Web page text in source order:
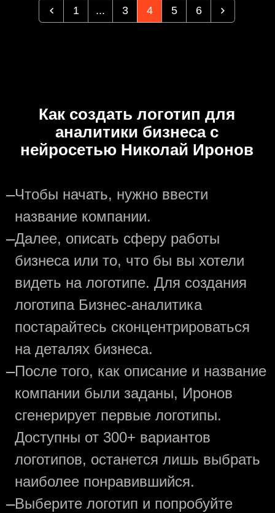
1 ... 3 4 5 6
Как создать логотип для
аналитики бизнеса с
нейросетью Николай Иронов
—Чтобы начать, нужно ввести
название компании.
—Далее, описать сферу работы
бизнеса или то, что бы вы хотели
видеть на логотипе. Для создания
логотипа Бизнес-аналитика
постарайтесь сконцентрироваться
на деталях бизнеса.
—После того, как описание и название
компании были заданы, Иронов
сгенерирует первые логотипы.
Доступны от 300+ вариантов
логотипов, останется лишь выбрать
наиболее понравившийся.
—Выберите логотип и попробуйте